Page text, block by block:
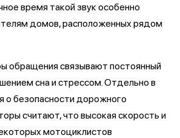
время такой звук особенно
домов, расположенных рядом
обращения связывают постоянный
сна и стрессом. Отдельно в
о безопасности дорожного
считают, что высокая скорость и
мотоциклистов